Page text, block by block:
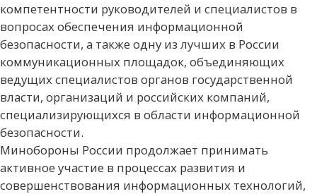
компетентности руководителей и специалистов в
вопросах обеспечения информационной
безопасности, а также одну из лучших в России
коммуникационных площадок, объединяющих
ведущих специалистов органов государственной
власти, организаций и российских компаний,
специализирующихся в области информационной
безопасности.
Минобороны России продолжает принимать
активное участие в процессах развития и
совершенствования информационных технологий,